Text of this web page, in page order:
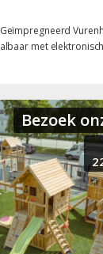
met
Bezoek